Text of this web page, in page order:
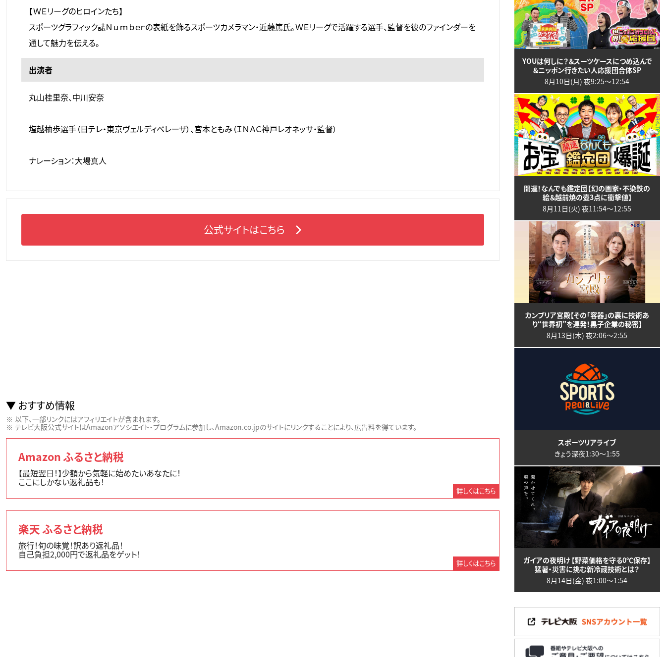
公式サイトはこちら
【ＷＥリーグのヒロインたち】
スポーツグラフィック誌Ｎｕｍｂｅｒの表紙を飾るスポーツカメラマン・近藤篤氏。ＷＥリーグで活躍する選手、監督を彼のファインダーを
通して魅力を伝える。
出演者
丸山桂里奈、中川安奈
塩越柚歩選手（日テレ・東京ヴェルディベレーザ）、宮本ともみ（ＩＮＡＣ神戸レオネッサ・監督）
ナレーション：大場真人
おすすめ情報
以下、一部リンクにはアフィリエイトが含まれます。
テレビ大阪公式サイトはAmazonアソシエイト・プログラムに参加し、Amazon.co.jpのサイトにリンクすることにより、広告料を得ています。
Amazon ふるさと納税
【最短翌日！】少額から気軽に始めたいあなたに！
ここにしかない返礼品も！
詳しくはこちら
楽天 ふるさと納税
旅行！旬の味覚！訳あり返礼品！
自己負担2,000円で返礼品をゲット！
詳しくはこちら
YOUは何しに？＆スーツケースにつめ込んで
＆ニッポン行きたい人応援団合体SP
8月10日(月) 夜9:25〜12:54
開運！なんでも鑑定団【幻の画家・不染鉄の
絵＆越前焼の壺3点に衝撃値】
8月11日(火) 夜11:54〜12:55
カンブリア宮殿【その「容器」の裏に技術あ
り“世界初”を連発！黒子企業の秘密】
8月13日(木) 夜2:06〜2:55
スポーツリアライブ
きょう深夜1:30〜1:55
ガイアの夜明け 【野菜価格を守る0℃保存】
猛暑・災害に挑む新冷蔵技術とは？
8月14日(金) 夜1:00〜1:54